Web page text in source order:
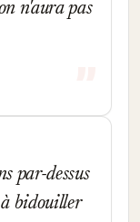
n'aura pas
par-dessus
à bidouiller